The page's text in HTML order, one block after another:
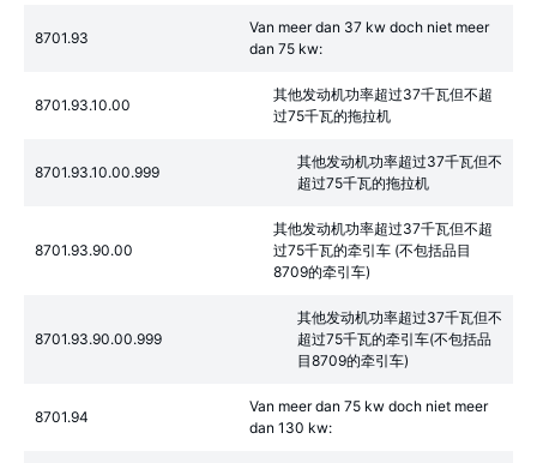
8701.93
Van meer dan 37 kw doch niet meer
dan 75 kw:
8701.93.10.00
其他发动机功率超过37千瓦但不超
过75千瓦的拖拉机
8701.93.10.00.999
其他发动机功率超过37千瓦但不
超过75千瓦的拖拉机
8701.93.90.00
其他发动机功率超过37千瓦但不超
过75千瓦的牵引车 (不包括品目
8709的牵引车)
8701.93.90.00.999
其他发动机功率超过37千瓦但不
超过75千瓦的牵引车(不包括品
目8709的牵引车)
8701.94
Van meer dan 75 kw doch niet meer
dan 130 kw: